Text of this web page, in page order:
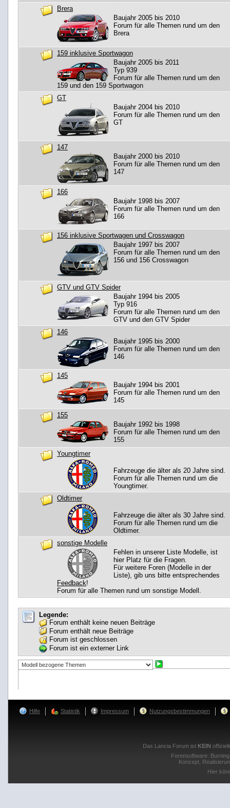
Brera
Baujahr 2005 bis 2010
Forum für alle Themen rund um den
Brera
159 inklusive Sportwagon
Baujahr 2005 bis 2011
Typ 939
Forum für alle Themen rund um den
159 und den 159 Sportwagon
GT
Baujahr 2004 bis 2010
Forum für alle Themen rund um den
GT
147
Baujahr 2000 bis 2010
Forum für alle Themen rund um den
147
166
Baujahr 1998 bis 2007
Forum für alle Themen rund um den
166
156 inklusive Sportwagen und Crosswagon
Baujahr 1997 bis 2007
Forum für alle Themen rund um den
156 und 156 Crosswagon
GTV und GTV Spider
Baujahr 1994 bis 2005
Typ 916
Forum für alle Themen rund um den
GTV und den GTV Spider
146
Baujahr 1995 bis 2000
Forum für alle Themen rund um den
146
145
Baujahr 1994 bis 2001
Forum für alle Themen rund um den
145
155
Baujahr 1992 bis 1998
Forum für alle Themen rund um den
155
Youngtimer
Fahrzeuge die älter als 20 Jahre sind.
Forum für alle Themen rund um die
Youngtimer.
Oldtimer
Fahrzeuge die älter als 30 Jahre sind.
Forum für alle Themen rund um die
Oldtimer.
sonstige Modelle
Fehlen in unserer Liste Modelle, ist
hier Platz für die Fragen.
Für weitere Foren (Modelle in der
Liste), gib uns bitte entsprechendes
Feedback!
Forum für alle Themen rund um sonstige Modell.
Legende:
Forum enthält keine neuen Beiträge
Forum enthält neue Beiträge
Forum ist geschlossen
Forum ist ein externer Link
Hilfe Statistik Impressum Nutzungsbestimmungen
Das Lancia Forum ist KEIN
Forensoftware:
Konzept,
Hier